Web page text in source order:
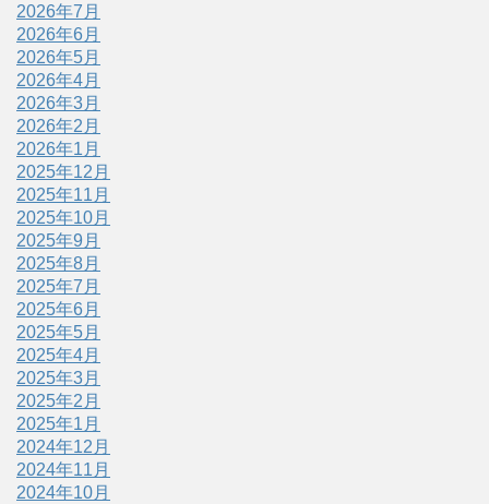
2026年7月
2026年6月
2026年5月
2026年4月
2026年3月
2026年2月
2026年1月
2025年12月
2025年11月
2025年10月
2025年9月
2025年8月
2025年7月
2025年6月
2025年5月
2025年4月
2025年3月
2025年2月
2025年1月
2024年12月
2024年11月
2024年10月